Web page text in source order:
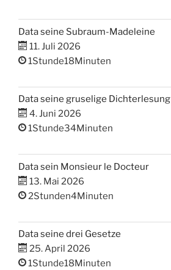
Data seine Subraum-Madeleine
11. Juli 2026
1Stunde18Minuten
Data seine gruselige Dichterlesung
4. Juni 2026
1Stunde34Minuten
Data sein Monsieur le Docteur
13. Mai 2026
2Stunden4Minuten
Data seine drei Gesetze
25. April 2026
1Stunde18Minuten